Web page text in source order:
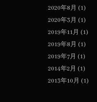
2020年8月 (1)
2020年3月 (1)
2019年11月 (1)
2019年8月 (1)
2019年7月 (1)
2014年2月 (1)
2013年10月 (1)